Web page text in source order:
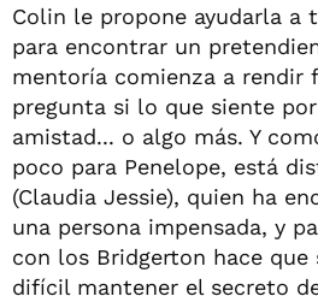
Colin le propone ayudarla a
para encontrar un
mentoría comienza a rendir
pregunta si lo que siente
amistad... o algo más. Y
poco para Penelope, está
(Claudia Jessie), quien ha
una persona impensada, y
con los Bridgerton hace que
difícil mantener el secreto